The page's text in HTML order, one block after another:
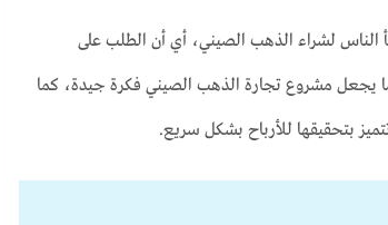
الناس لشراء الذهب الصيني، أي أن الطلب على
ما يجعل مشروع تجارة الذهب الصيني فكرة جيدة، كما
بتحقيقها للأرباح بشكل سريع.